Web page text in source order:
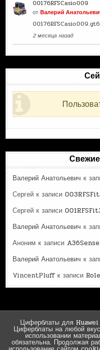
00176RFSCasio009
отВалерий
2 месяца назад
Валерий Анатольевич к
Сергей к записи
Сергей к записи
Валерий Анатольевич к
Аноним к записи
Валерий Анатольевич к
VincentPluffк записи
Циферблаты для
Циферблаты на любой
использовании
обязательна. Продолжая